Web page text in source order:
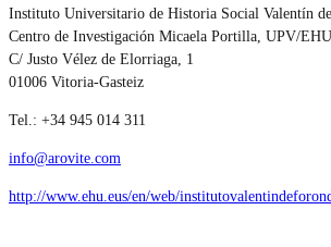
Instituto Universitario de Historia Social Valentín
Centro de Investigación Micaela Portilla, UPV/EHU
C/ Justo Vélez de Elorriaga, 1
01006 Vitoria-Gasteiz
Tel.: +34 945 014 311
info@arovite.com
http://www.ehu.eus/en/web/